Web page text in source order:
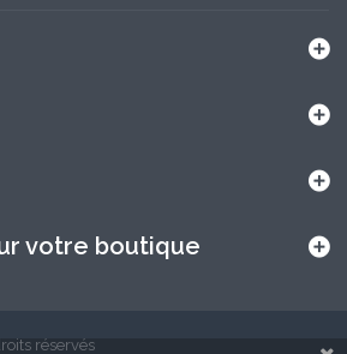
votre boutique
réservés